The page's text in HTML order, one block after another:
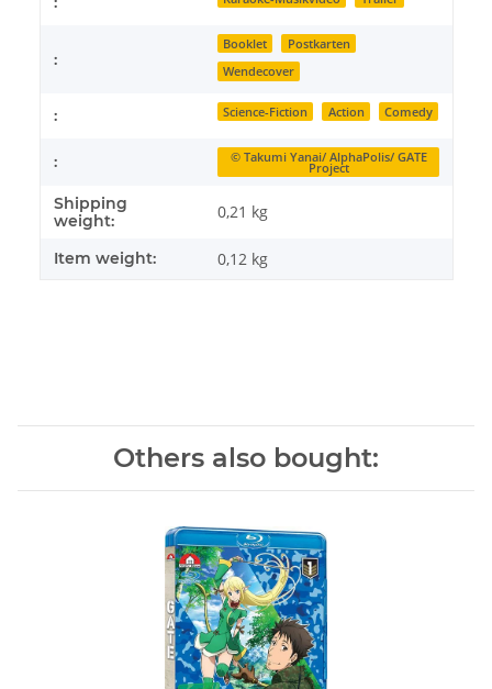
:
Booklet
Postkarten
Wendecover
: Science-Fiction Action Comedy
: © Takumi Yanai/ AlphaPolis/ GATE
Project
Shipping
weight:
0,21 kg
Item weight: 0,12 kg
Others also bought: